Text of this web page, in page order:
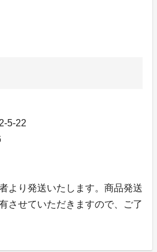
5-22
より発送いたします。商品発送
させていただきますので、ご了